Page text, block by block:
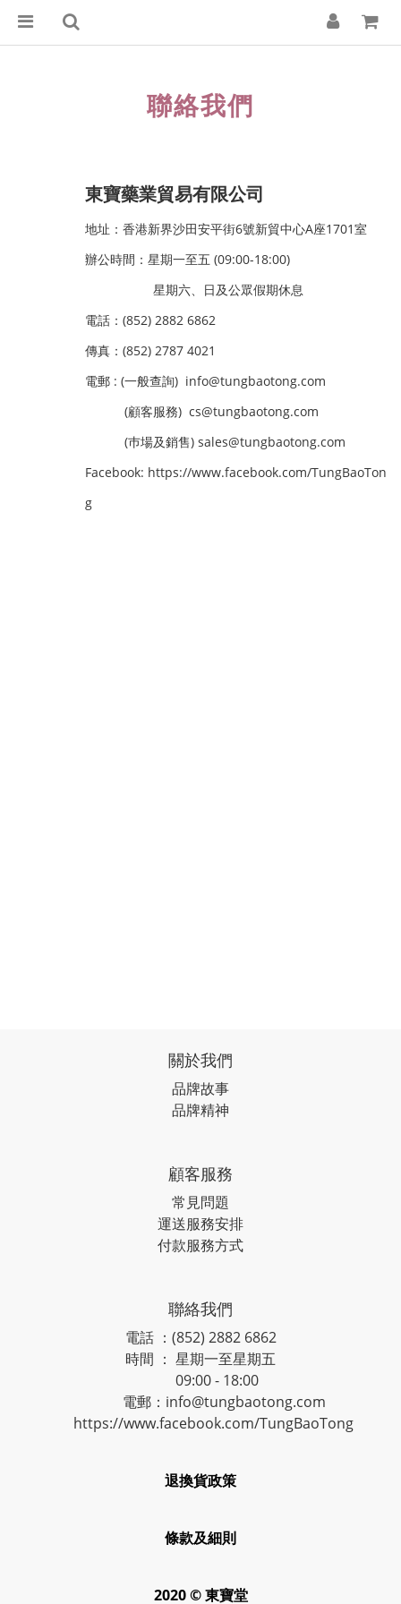
聯絡我們
東寶藥業貿易有限公司
地址：香港新界沙田安平街6號新貿中心A座1701室
辦公時間：星期一至五 (09:00-18:00)
星期六、日及公眾假期休息
電話：(852) 2882 6862
傳真：(852) 2787 4021
電郵 : (一般查詢) info@tungbaotong.com
(顧客服務) cs@tungbaotong.com
(巿場及銷售) sales@tungbaotong.com
Facebook: https://www.facebook.com/TungBaoTon
g
關於我們
品牌故事
品牌精神
顧客服務
常見問題
運送服務安排
付款服務方式
聯絡我們
電話 ：(852) 2882 6862
時間 ： 星期一至星期五
09:00 - 18:00
電郵：info@tungbaotong.com
https://www.facebook.com/TungBaoTong
退換貨政策
條款及細則
2020 © 東寶堂